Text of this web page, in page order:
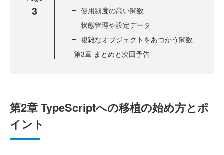
3
使用頻度の高い関数
状態管理や設定データ
複雑なオブジェクトをあつかう関数
第3章 まとめと次回予告
第2章 TypeScriptへの移植の始め方とポ
イント